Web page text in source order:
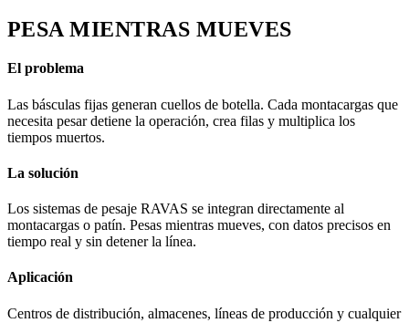
PESA MIENTRAS MUEVES
El problema
Las básculas fijas generan cuellos de botella. Cada montacargas que
necesita pesar detiene la operación, crea filas y multiplica los
tiempos muertos.
La solución
Los sistemas de pesaje RAVAS se integran directamente al
montacargas o patín. Pesas mientras mueves, con datos precisos en
tiempo real y sin detener la línea.
Aplicación
Centros de distribución, almacenes, líneas de producción y cualquier